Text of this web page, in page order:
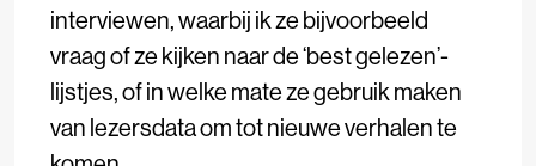
interviewen, waarbij ik ze bijvoorbeeld
vraag of ze kijken naar de ‘best gelezen’-
lijstjes, of in welke mate ze gebruik maken
van lezersdata om tot nieuwe verhalen te